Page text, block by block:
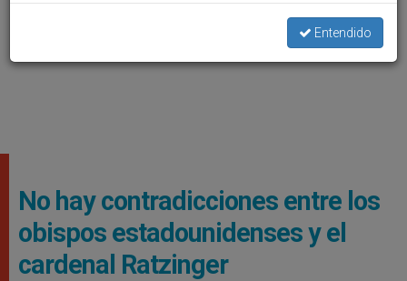
No hay contradicciones entre los
obispos estadounidenses y el
cardenal Ratzinger
Entendido